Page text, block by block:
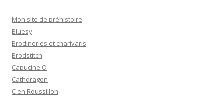
Mon site de préhistoire
Bluesy
Brodineries et charivaris
Brodstitch
Capucine O
Cathdragon
C en Roussillon